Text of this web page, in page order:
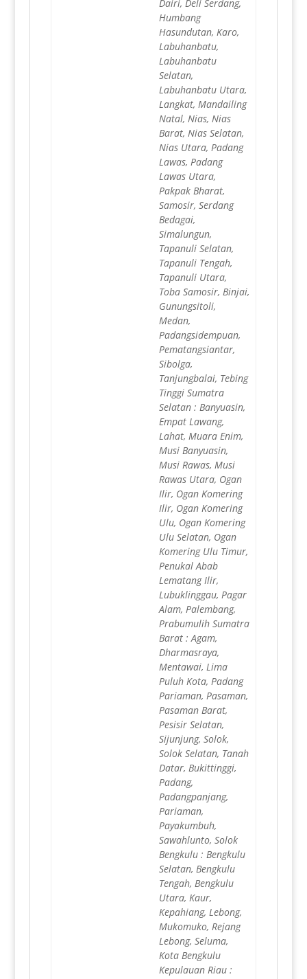
Dairi, Deli Serdang,
Humbang
Hasundutan, Karo,
Labuhanbatu,
Labuhanbatu
Selatan,
Labuhanbatu Utara,
Langkat, Mandailing
Natal, Nias, Nias
Barat, Nias Selatan,
Nias Utara, Padang
Lawas, Padang
Lawas Utara,
Pakpak Bharat,
Samosir, Serdang
Bedagai,
Simalungun,
Tapanuli Selatan,
Tapanuli Tengah,
Tapanuli Utara,
Toba Samosir, Binjai,
Gunungsitoli,
Medan,
Padangsidempuan,
Pematangsiantar,
Sibolga,
Tanjungbalai, Tebing
Tinggi Sumatra
Selatan : Banyuasin,
Empat Lawang,
Lahat, Muara Enim,
Musi Banyuasin,
Musi Rawas, Musi
Rawas Utara, Ogan
Ilir, Ogan Komering
Ilir, Ogan Komering
Ulu, Ogan Komering
Ulu Selatan, Ogan
Komering Ulu Timur,
Penukal Abab
Lematang Ilir,
Lubuklinggau, Pagar
Alam, Palembang,
Prabumulih Sumatra
Barat : Agam,
Dharmasraya,
Mentawai, Lima
Puluh Kota, Padang
Pariaman, Pasaman,
Pasaman Barat,
Pesisir Selatan,
Sijunjung, Solok,
Solok Selatan, Tanah
Datar, Bukittinggi,
Padang,
Padangpanjang,
Pariaman,
Payakumbuh,
Sawahlunto, Solok
Bengkulu : Bengkulu
Selatan, Bengkulu
Tengah, Bengkulu
Utara, Kaur,
Kepahiang, Lebong,
Mukomuko, Rejang
Lebong, Seluma,
Kota Bengkulu
Kepulauan Riau :